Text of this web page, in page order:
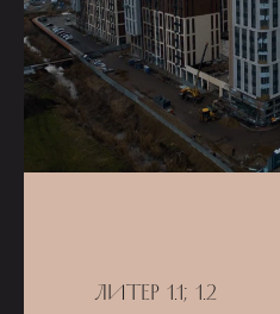
ЛИТЕР 1.1; 1.2